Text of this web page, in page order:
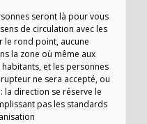
seront là pour vous
de circulation avec les
le rond point, aucune
la zone où même aux
et les personnes
ne sera accepté, ou
la direction se réserve le
pas les standards